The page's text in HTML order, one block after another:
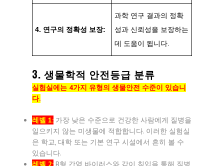
4. 연구의 정확성 보장:
과학 연구 결과의 정확
성과 신뢰성을 보장하는
데 도움이 됩니다.
3. 생물학적 안전등급 분류
실험실에는 4가지 유형의 생물안전 수준이 있습니
다.
레벨 1: 가장 낮은 수준으로 건강한 사람에게 질병을
일으키지 않는 미생물에 적합합니다. 이러한 실험실
은 학교, 대학 또는 기본 연구 시설에서 흔히 볼 수
있습니다.
레벨 2: B형 간염 바이러스와 같이 침입을 통해 질병